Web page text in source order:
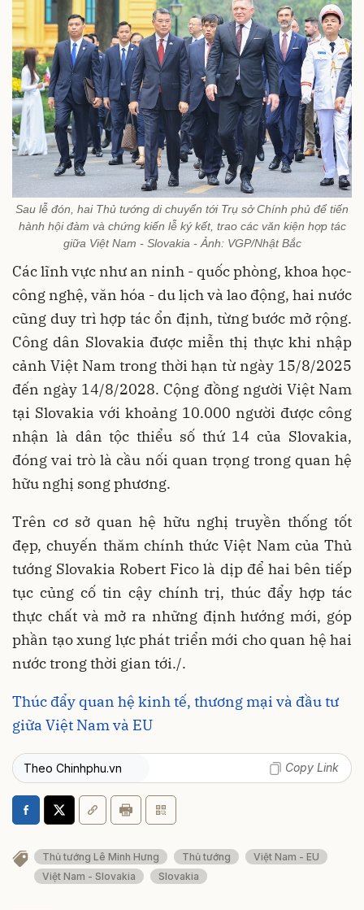
Sau lễ đón, hai Thủ tướng di chuyển tới Trụ sở Chính phủ để tiến
hành hội đàm và chứng kiến lễ ký kết, trao các văn kiện hợp tác
giữa Việt Nam - Slovakia - Ảnh: VGP/Nhật Bắc
Các lĩnh vực như an ninh - quốc phòng, khoa học-
công nghệ, văn hóa - du lịch và lao động, hai nước
cũng duy trì hợp tác ổn định, từng bước mở rộng.
Công dân Slovakia được miễn thị thực khi nhập
cảnh Việt Nam trong thời hạn từ ngày 15/8/2025
đến ngày 14/8/2028. Cộng đồng người Việt Nam
tại Slovakia với khoảng 10.000 người được công
nhận là dân tộc thiểu số thứ 14 của Slovakia,
đóng vai trò là cầu nối quan trọng trong quan hệ
hữu nghị song phương.
Trên cơ sở quan hệ hữu nghị truyền thống tốt
đẹp, chuyến thăm chính thức Việt Nam của Thủ
tướng Slovakia Robert Fico là dịp để hai bên tiếp
tục củng cố tin cậy chính trị, thúc đẩy hợp tác
thực chất và mở ra những định hướng mới, góp
phần tạo xung lực phát triển mới cho quan hệ hai
nước trong thời gian tới./.
Thúc đẩy quan hệ kinh tế, thương mại và đầu tư
giữa Việt Nam và EU
Theo Chinhphu.vn Copy Link
Thủ tướng Lê Minh Hưng Thủ tướng
Việt Nam - EU
Việt Nam - Slovakia
Slovakia